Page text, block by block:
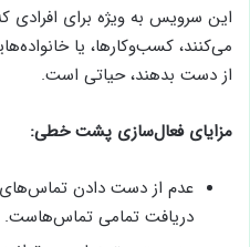
این سرویس به ویژه برای
می‌کنند، کسب‌وکارها، یا
از دست بدهند، حیاتی است.
مزایای فعال‌سازی پشت خطی:
عدم از دست دادن تماس‌های
دریافت تمامی تماس‌هاست.